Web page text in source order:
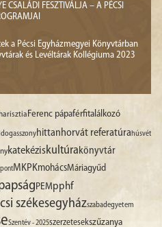
CSALÁDI FESZTIVÁLJA – A PÉCSI
a Pécsi Egyházmegyei Könyvtárban
és Levéltárak Kollégiuma 2023
Ferenc pápaférfitalálkozó
hittanhorvát referatúrahúsvét
katekéziskultúrakönyvtár
MKPKmohácsMáriagyűd
PEMpphf
székesegyházszabadegyetem
Szentév - 2025szerzetesekszűzanya